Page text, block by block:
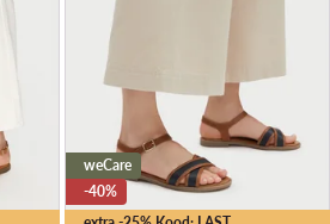
weCare
-40%